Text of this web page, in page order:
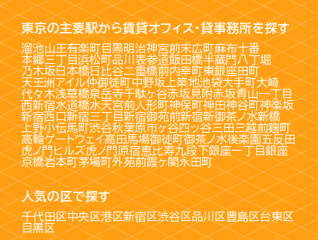
東京の主要駅から賃貸オフィス・貸事務所を探す
溜池山王有楽町目黒明治神宮前末広町麻布十番
本郷三丁目浜松町品川 表参道飯田橋半蔵門八丁堀
乃木坂日本橋日比谷二重橋前内幸町東銀座田町
天王洲アイル仲御徒町中野坂上築地池袋大手町大崎
代々木浅草橋泉岳寺千駄ヶ谷赤坂見附赤坂青山一丁目
西新宿水道橋水天宮前人形町神保町神田神谷町神楽坂
新宿西口新宿三丁目新宿御苑前新宿新御茶ノ水新橋
上野小伝馬町渋谷秋葉原市ヶ谷四ッ谷三田三越前麹町
高輪ゲートウェイ高田馬場御徒町御茶ノ水後楽園五反田
虎ノ門ヒルズ虎ノ門原宿恵比寿九段下銀座一丁目銀座
京橋岩本町茅場町外苑前霞ヶ関永田町
人気の区で探す
千代田区中央区港区新宿区渋谷区品川区豊島区台東区
目黒区